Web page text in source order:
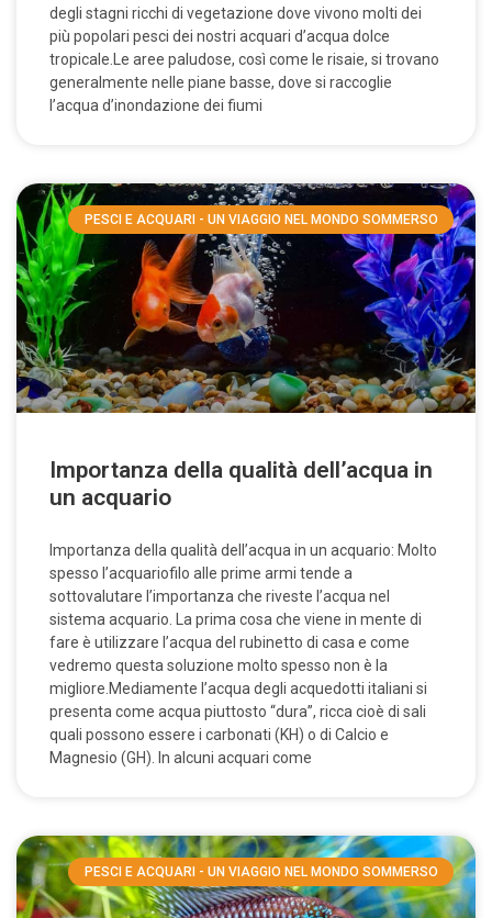
degli stagni ricchi di vegetazione dove vivono molti dei
più popolari pesci dei nostri acquari d’acqua dolce
tropicale.Le aree paludose, così come le risaie, si trovano
generalmente nelle piane basse, dove si raccoglie
l’acqua d’inondazione dei fiumi
PESCI E ACQUARI - UN VIAGGIO NEL MONDO SOMMERSO
Importanza della qualità dell’acqua in
un acquario
Importanza della qualità dell’acqua in un acquario: Molto
spesso l’acquariofilo alle prime armi tende a
sottovalutare l’importanza che riveste l’acqua nel
sistema acquario. La prima cosa che viene in mente di
fare è utilizzare l’acqua del rubinetto di casa e come
vedremo questa soluzione molto spesso non è la
migliore.Mediamente l’acqua degli acquedotti italiani si
presenta come acqua piuttosto “dura”, ricca cioè di sali
quali possono essere i carbonati (KH) o di Calcio e
Magnesio (GH). In alcuni acquari come
PESCI E ACQUARI - UN VIAGGIO NEL MONDO SOMMERSO